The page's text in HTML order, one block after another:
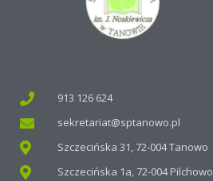
913 126 624
sekretariat@sptanowo.pl
Szczecińska 31, 72-004 Tanowo
Szczecińska 1a, 72-004 Pilchowo